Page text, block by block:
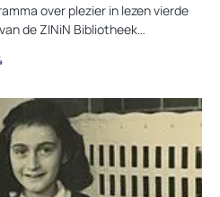
over plezier in lezen vierde
de ZINiN Bibliotheek…